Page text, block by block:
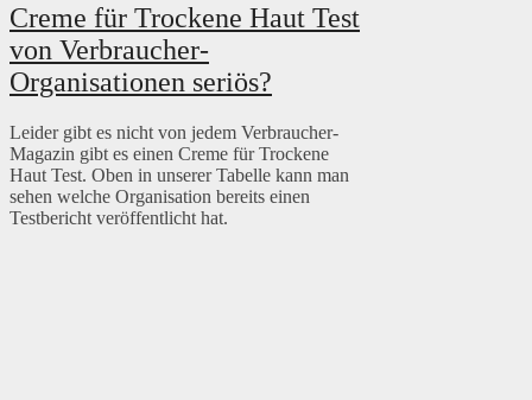
Creme für Trockene Haut Test
von Verbraucher-
Organisationen seriös?
Leider gibt es nicht von jedem Verbraucher-
Magazin gibt es einen Creme für Trockene
Haut Test. Oben in unserer Tabelle kann man
sehen welche Organisation bereits einen
Testbericht veröffentlicht hat.